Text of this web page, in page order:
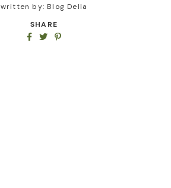
written by: Blog Della
SHARE